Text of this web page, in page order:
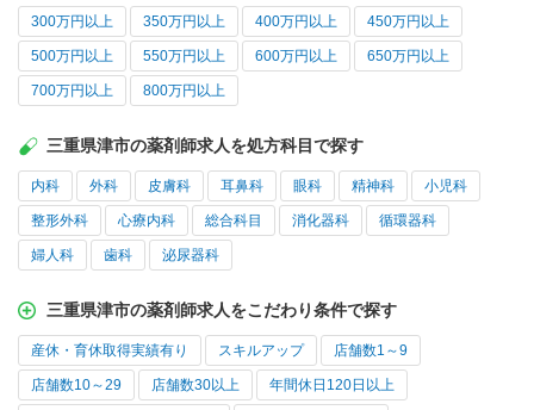
300万円以上 350万円以上 400万円以上 450万円以上
500万円以上 550万円以上 600万円以上 650万円以上
700万円以上 800万円以上
三重県津市の薬剤師求人を処方科目で探す
内科 外科 皮膚科 耳鼻科 眼科 精神科 小児科
整形外科 心療内科 総合科目 消化器科 循環器科
婦人科 歯科 泌尿器科
三重県津市の薬剤師求人をこだわり条件で探す
産休・育休取得実績有り スキルアップ 店舗数1～9
店舗数10～29 店舗数30以上 年間休日120日以上